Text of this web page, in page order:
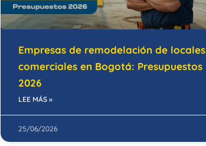
Empresas de remodelación de locales
comerciales en Bogotá: Presupuestos
2026
LEE MÁS »
25/06/2026